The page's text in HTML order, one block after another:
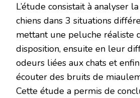
L’étude consistait à analyser
chiens dans 3 situations
mettant une peluche réaliste
disposition, ensuite en leur
odeurs liées aux chats et
écouter des bruits de
Cette étude a permis de